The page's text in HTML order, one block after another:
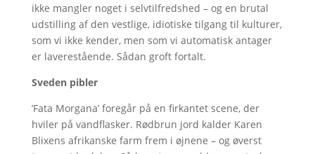
ikke mangler noget i selvtilfredshed – og en brutal
udstilling af den vestlige, idiotiske tilgang til kulturer,
som vi ikke kender, men som vi automatisk antager
er laverestående. Sådan groft fortalt.
Sveden pibler
’Fata Morgana’ foregår på en firkantet scene, der
hviler på vandflasker. Rødbrun jord kalder Karen
Blixens afrikanske farm frem i øjnene – og øverst